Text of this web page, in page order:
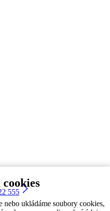
nebo ukládáme soubory cookies,
555